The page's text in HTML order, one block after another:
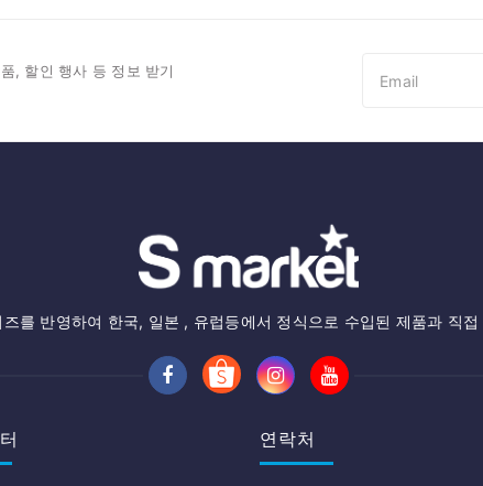
, 할인 행사 등 정보 받기
를 반영하여 한국, 일본 , 유럽등에서 정식으로 수입된 제품과 직
연락처